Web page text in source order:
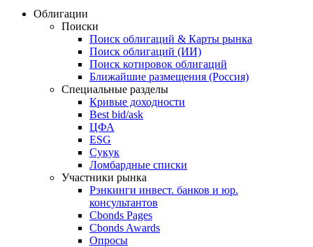
Облигации
Поиски
Поиск облигаций & Карты рынка
Поиск облигаций (ИИ)
Поиск котировок облигаций
Ближайшие размещения (Россия)
Специальные разделы
Кривые доходности
Best bid/ask
ЦФА
ESG
Сукук
Ломбардные списки
Участники рынка
Рэнкинги инвест. банков и юр.
консультантов
Cbonds Pages
Cbonds Awards
Опросы